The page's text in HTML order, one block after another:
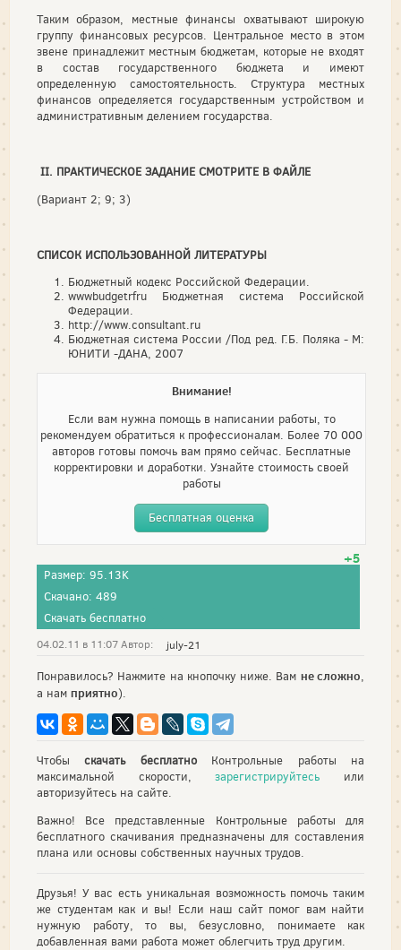
Таким образом, местные финансы охватывают широкую
группу финансовых ресурсов. Центральное место в этом
звене принадлежит местным бюджетам, которые не входят
в состав государственного бюджета и имеют
определенную самостоятельность. Структура местных
финансов определяется государственным устройством и
административным делением государства.
II. ПРАКТИЧЕСКОЕ ЗАДАНИЕ СМОТРИТЕ В ФАЙЛЕ
(Вариант 2; 9; 3)
СПИСОК ИСПОЛЬЗОВАННОЙ ЛИТЕРАТУРЫ
Бюджетный кодекс Российской Федерации.
wwwbudgetrfru Бюджетная система Российской
Федерации.
http://www.consultant.ru
Бюджетная система России /Под ред. Г.Б. Поляка - М:
ЮНИТИ -ДАНА, 2007
Внимание!
Если вам нужна помощь в написании работы, то
рекомендуем обратиться к профессионалам. Более 70 000
авторов готовы помочь вам прямо сейчас. Бесплатные
корректировки и доработки. Узнайте стоимость своей
работы
Бесплатная оценка
+5
Размер: 95.13K
Скачано: 489
Скачать бесплатно
04.02.11 в 11:07 Автор: july-21
Понравилось? Нажмите на кнопочку ниже. Вам не сложно,
а нам приятно).
Чтобыскачать бесплатноКонтрольные работы на
максимальной скорости,зарегистрируйтесь или
авторизуйтесь на сайте.
Важно! Все представленные Контрольные работы для
бесплатного скачивания предназначены для составления
плана или основы собственных научных трудов.
Друзья! У вас есть уникальная возможность помочь таким
же студентам как и вы! Если наш сайт помог вам найти
нужную работу, то вы, безусловно, понимаете как
добавленная вами работа может облегчить труд другим.